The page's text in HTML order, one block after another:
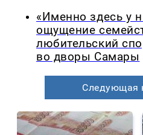
«Именно здесь у
ощущение
любительский
во дворы Самары
Следующая